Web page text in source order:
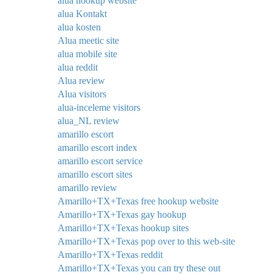
alua Kontakt
alua kosten
Alua meetic site
alua mobile site
alua reddit
Alua review
Alua visitors
alua-inceleme visitors
alua_NL review
amarillo escort
amarillo escort index
amarillo escort service
amarillo escort sites
amarillo review
Amarillo+TX+Texas free hookup website
Amarillo+TX+Texas gay hookup
Amarillo+TX+Texas hookup sites
Amarillo+TX+Texas pop over to this web-site
Amarillo+TX+Texas reddit
Amarillo+TX+Texas you can try these out